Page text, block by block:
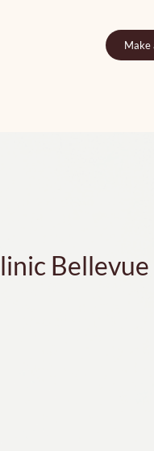
Make
Bellevue